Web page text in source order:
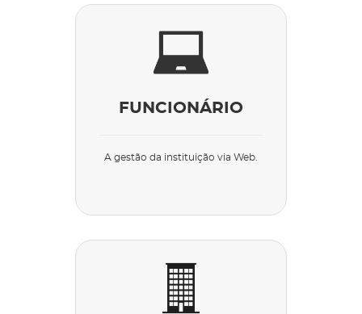
FUNCIONÁRIO
A gestão da instituição via Web.